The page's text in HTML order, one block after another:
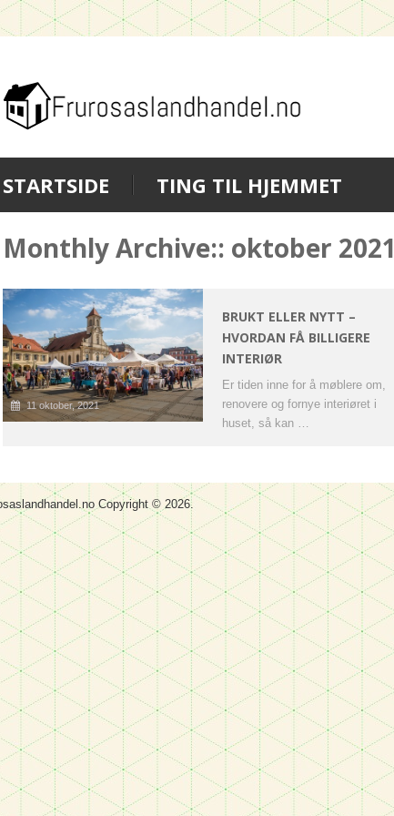
STARTSIDE TING TIL HJEMMET
Monthly Archive:: oktober 2021
11 oktober, 2021
BRUKT ELLER NYTT –
HVORDAN FÅ BILLIGERE
INTERIØR
Er tiden inne for å møblere om,
renovere og fornye interiøret i
huset, så kan …
Copyright © 2026.